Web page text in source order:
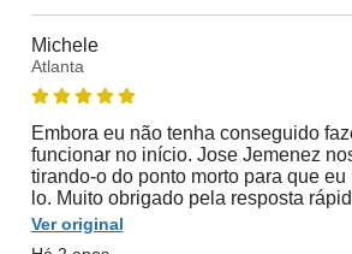
Michele
Atlanta
Embora eu não tenha conseguido
funcionar no início. Jose Jemenez
tirando-o do ponto morto para que
lo. Muito obrigado pela resposta
Ver original